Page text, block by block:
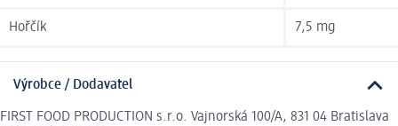
Hořčík 7,5 mg
Výrobce / Dodavatel
FIRST FOOD PRODUCTION s.r.o. Vajnorská 100/A, 831 04 Bratislava